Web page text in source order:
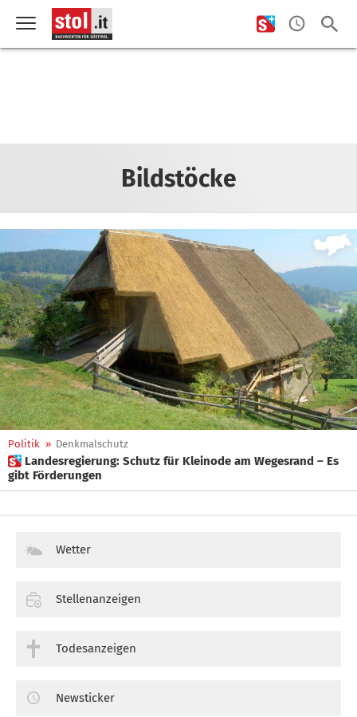
Bildstöcke
Politik » Denkmalschutz
 Landesregierung: Schutz für Kleinode am Wegesrand – Es
gibt Förderungen
Wetter
Stellenanzeigen
Todesanzeigen
Newsticker